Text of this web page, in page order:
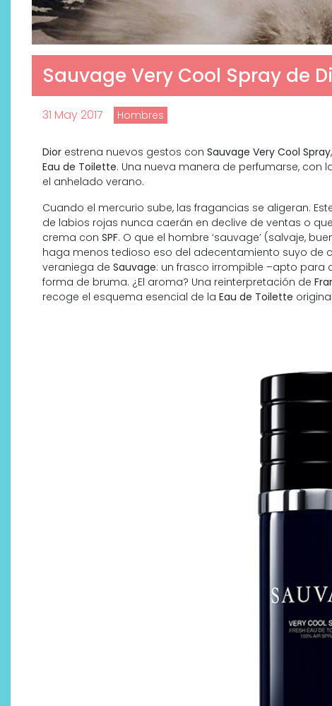
Sauvage Very Cool Spray de
31 May 2017 Hombres
Dior estrena nuevos gestos con Sauvage Very Cool Spray
Eau de Toilette. Una nueva manera de perfumarse, con
el anhelado verano.
Cuando el mercurio sube, las fragancias se aligeran.
de labios rojas nunca caerán en declive de ventas o
crema con SPF. O que el hombre ‘sauvage’ (salvaje,
haga menos tedioso eso del adecentamiento suyo de
veraniega de Sauvage: un frasco irrompible –apto para
forma de bruma. ¿El aroma? Una reinterpretación de
recoge el esquema esencial de la Eau de Toilette
Descubre cómo la cosmética